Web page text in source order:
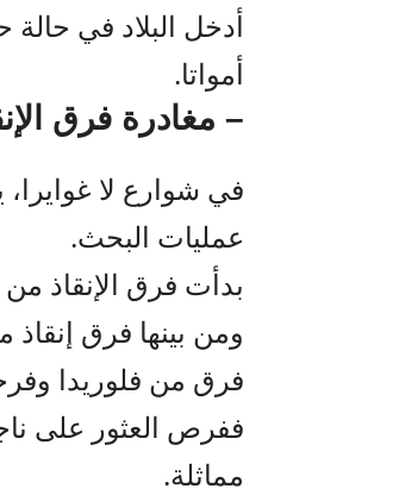
أدخل البلاد في حالة
أمواتا.
– مغادرة فرق
في شوارع لا غوايرا،
عمليات البحث.
بدأت فرق الإنقاذ
ومن بينها فرق
فرق من فلوريدا
مماثلة.